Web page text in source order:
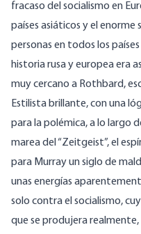
fracaso del socialismo en
países asiáticos y el
personas en todos los
historia rusa y europea era
muy cercano a Rothbard,
Estilista brillante, con una
para la polémica, a lo largo
marea del “Zeitgeist”, el
para Murray un siglo de
unas energías
solo contra el socialismo,
que se produjera